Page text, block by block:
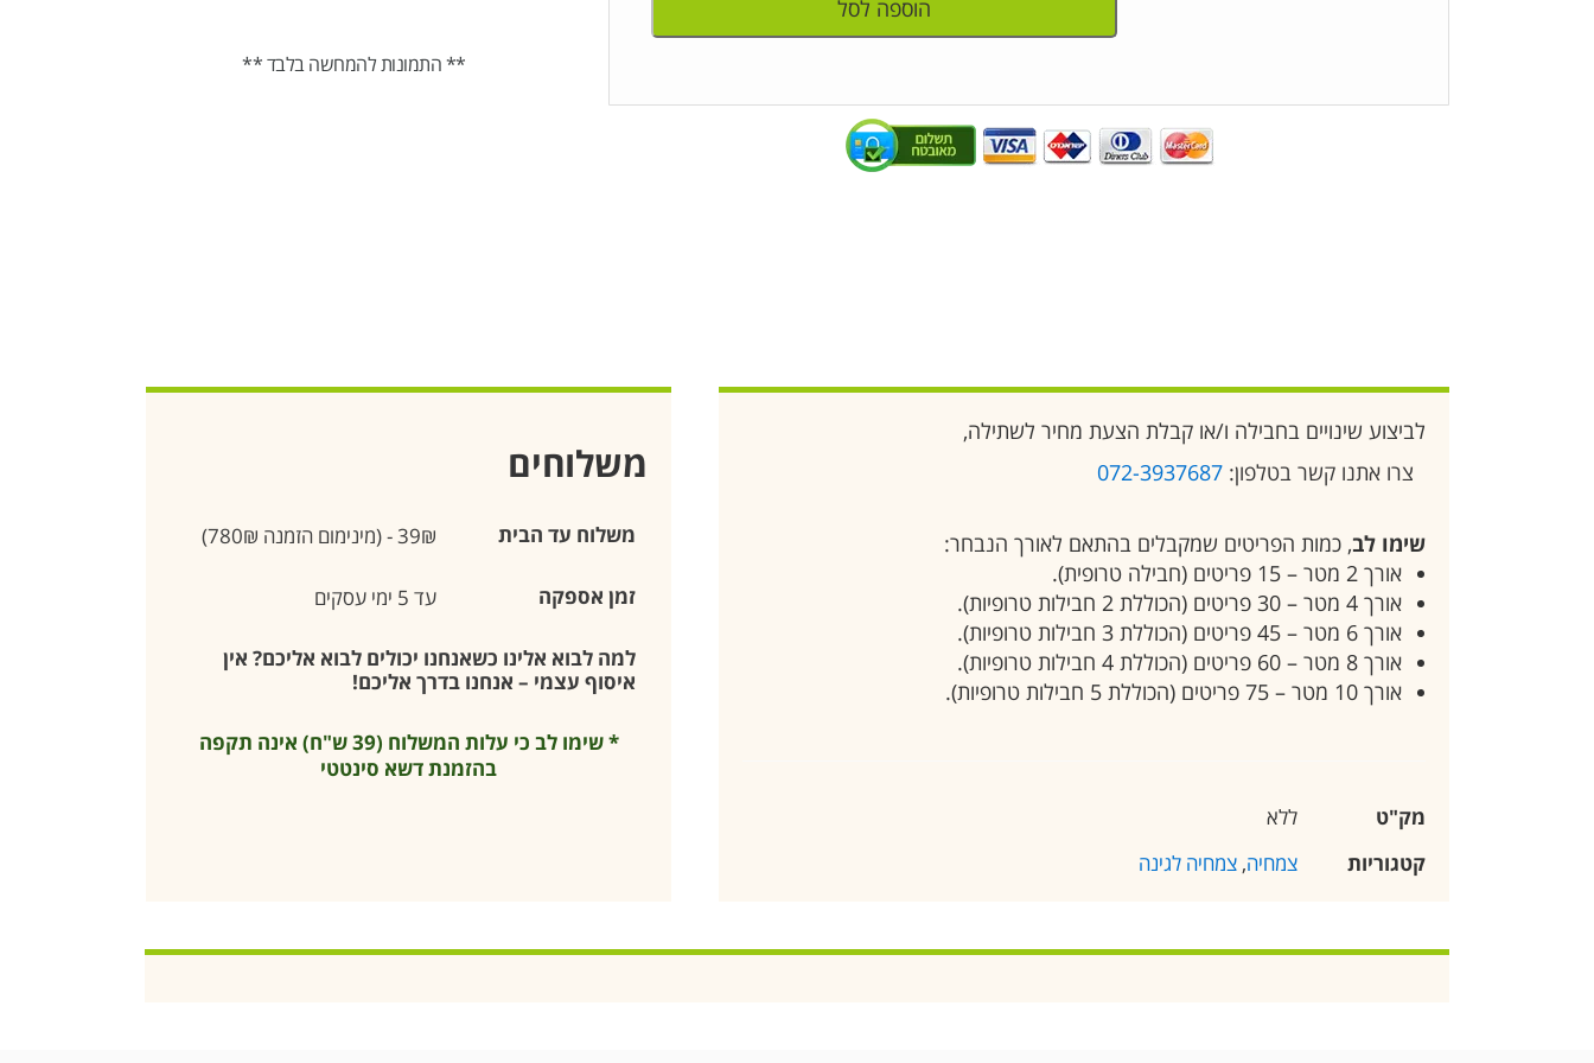
הוספה לסל
** התמונות להמחשה בלבד **
לביצוע שינויים בחבילה ו/או קבלת הצעת מחיר לשתילה,
צרו אתנו קשר בטלפון: 072-3937687
שימו לב, כמות הפריטים שמקבלים בהתאם לאורך הנבחר:
אורך 2 מטר – 15 פריטים (חבילה טרופית).
אורך 4 מטר – 30 פריטים (הכוללת 2 חבילות טרופיות).
אורך 6 מטר – 45 פריטים (הכוללת 3 חבילות טרופיות).
אורך 8 מטר – 60 פריטים (הכוללת 4 חבילות טרופיות).
אורך 10 מטר – 75 פריטים (הכוללת 5 חבילות טרופיות).
מק"ט
ללא
קטגוריות
צמחיה, צמחיה לגינה
משלוחים
משלוח עד הבית 39₪ - (מינימום הזמנה 780₪)
זמן אספקה עד 5 ימי עסקים
למה לבוא אלינו כשאנחנו יכולים לבוא אליכם? אין
איסוף עצמי – אנחנו בדרך אליכם!
* שימו לב כי עלות המשלוח (39 ש"ח) אינה תקפה
בהזמנת דשא סינטטי